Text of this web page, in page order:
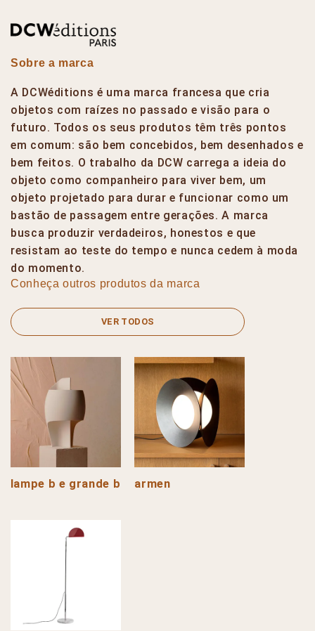
Sobre a marca
A DCWéditions é uma marca francesa que cria
objetos com raízes no passado e visão para o
futuro. Todos os seus produtos têm três pontos
em comum: são bem concebidos, bem desenhados e
bem feitos. O trabalho da DCW carrega a ideia do
objeto como companheiro para viver bem, um
objeto projetado para durar e funcionar como um
bastão de passagem entre gerações. A marca
busca produzir verdadeiros, honestos e que
resistam ao teste do tempo e nunca cedem à moda
do momento.
Conheça outros produtos da marca
VER TODOS
lampe b e grande b armen